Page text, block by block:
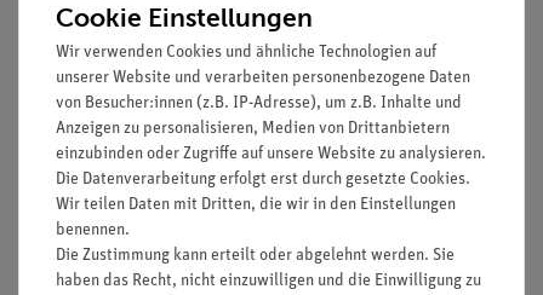
Beschreibung
Prinzip
Verschiedene Mengen von heißem und kaltem Wasser werden
miteinander gemischt. Dabei wird stets heißes Wasser in ein
Kalorimeter mit kaltem Wasser (Raumtemperatur) gegossen.
Das hat folgende Vorteile: Das kalte Wasser definiert die
Cookie Einstellungen
Wir verwenden Cookies und ähnliche Technologien auf
unserer Website und verarbeiten personenbezogene Daten
von Besucher:innen (z.B. IP-Adresse), um z.B. Inhalte und
Anzeigen zu personalisieren, Medien von Drittanbietern
einzubinden oder Zugriffe auf unsere Website zu analysieren.
Die Datenverarbeitung erfolgt erst durch gesetzte Cookies.
Wir teilen Daten mit Dritten, die wir in den Einstellungen
benennen.
Die Zustimmung kann erteilt oder abgelehnt werden. Sie
haben das Recht, nicht einzuwilligen und die Einwilligung zu